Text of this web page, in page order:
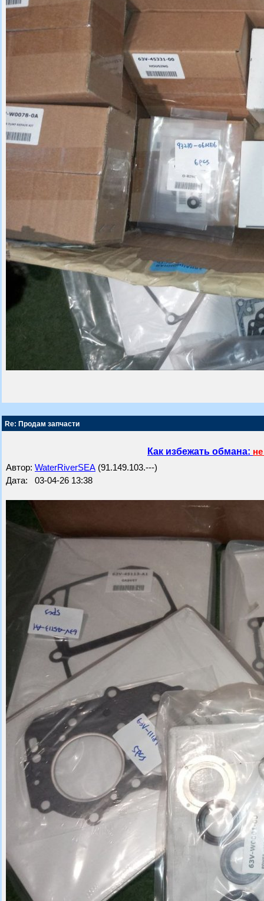
Re: Продам запчасти
Как избежать обмана:
Автор: WaterRiverSEA (91.149.103.---)
Дата: 03-04-26 13:38